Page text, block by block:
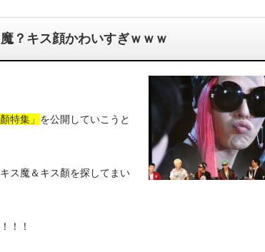
？キス顔かわいすぎｗｗｗ
特集」 を公開していこうと
ス魔＆キス顏を探してまい
！！